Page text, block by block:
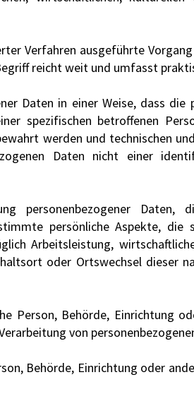
Verfahren ausgeführte
reicht weit und umfasst
Daten in einer Weise, dass die
spezifischen betroffenen
werden und technischen
Daten nicht einer
personenbezogener Daten,
persönliche Aspekte, die
Arbeitsleistung,
oder Ortswechsel dieser
Person, Behörde, Einrichtung
von
Behörde, Einrichtung oder